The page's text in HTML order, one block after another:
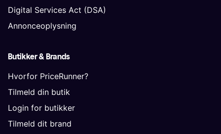
Digital Services Act (DSA)
Annonceoplysning
Butikker & Brands
Hvorfor PriceRunner?
Tilmeld din butik
Login for butikker
Tilmeld dit brand